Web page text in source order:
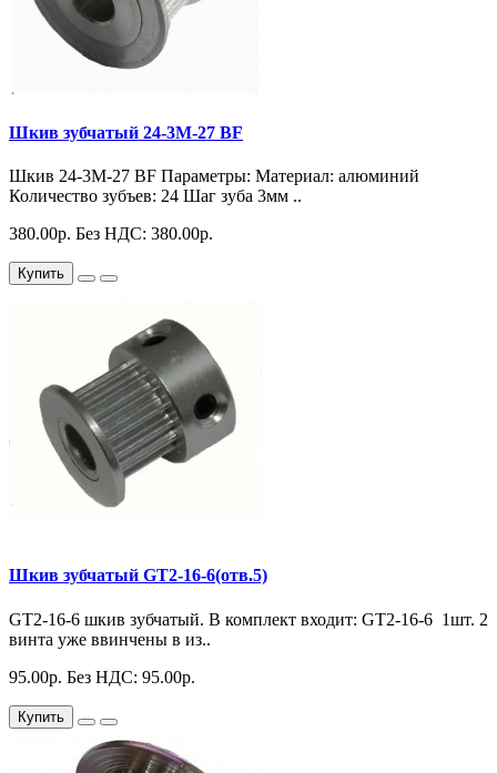
Шкив зубчатый 24-3M-27 BF
Шкив 24-3M-27 BF Параметры: Материал: алюминий
Количество зубъев: 24 Шаг зуба 3мм ..
380.00р. Без НДС: 380.00р.
Купить
Шкив зубчатый GT2-16-6(отв.5)
GT2-16-6 шкив зубчатый. В комплект входит: GT2-16-6 1шт. 2
винта уже ввинчены в из..
95.00р. Без НДС: 95.00р.
Купить